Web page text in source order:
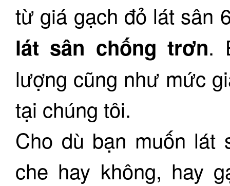
từ giá gạch đỏ lát sân
lát sân chống trơn.
lượng cũng như mức
tại chúng tôi.
Cho dù bạn muốn lát
che hay không, hay